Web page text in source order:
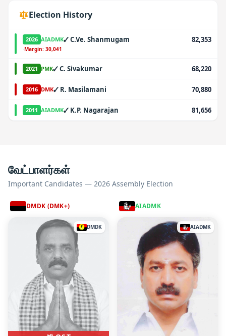
Election History
2026 AIADMK✓C.Ve. Shanmugam 82,353
·Margin: 30,041
2021 PMK✓C. Sivakumar 68,220
2016 DMK✓ R. Masilamani 70,880
2011 AIADMK✓ K.P. Nagarajan 81,656
வேட்பாளர்கள்
Important Candidates — 2026 Assembly Election
DMDK (DMK+)
DMDK
AIADMK
AIADMK